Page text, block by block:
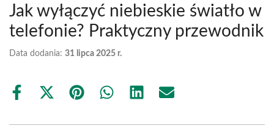
Jak wyłączyć niebieskie światło w
telefonie? Praktyczny przewodnik
Data dodania: 31 lipca 2025 r.
Share
Share
(Twitter)
Share Share Share Share